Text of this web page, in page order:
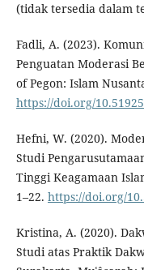
(tidak tersedia dalam
Fadli, A. (2023).
Penguatan Moderasi
of Pegon: Islam
https://doi.org/
Hefni, W. (2020).
Studi
Tinggi Keagamaan
1–22. https://doi.org/
Kristina, A. (2020).
Studi atas Praktik